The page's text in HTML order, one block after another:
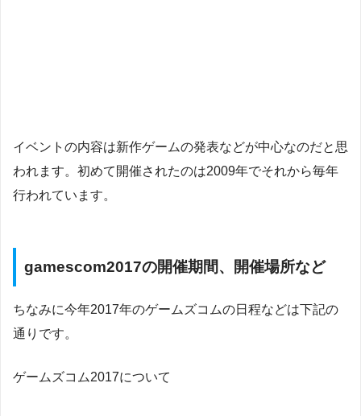
イベントの内容は新作ゲームの発表などが中心なのだと思
われます。初めて開催されたのは2009年でそれから毎年
行われています。
gamescom2017の開催期間、開催場所など
ちなみに今年2017年のゲームズコムの日程などは下記の
通りです。
ゲームズコム2017について